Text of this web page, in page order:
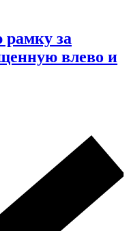
рамку за
влево и